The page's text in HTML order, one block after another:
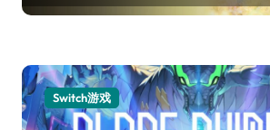
Switch游戏